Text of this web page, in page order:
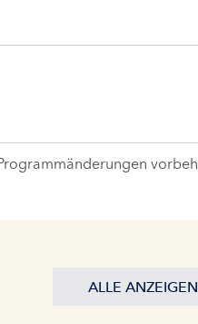
ALLE ANZEIGEN